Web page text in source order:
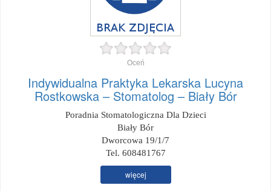
Oceń
Indywidualna Praktyka Lekarska Lucyna
Rostkowska – Stomatolog – Biały Bór
Poradnia Stomatologiczna Dla Dzieci
Biały Bór
Dworcowa 19/1/7
Tel. 608481767
więcej